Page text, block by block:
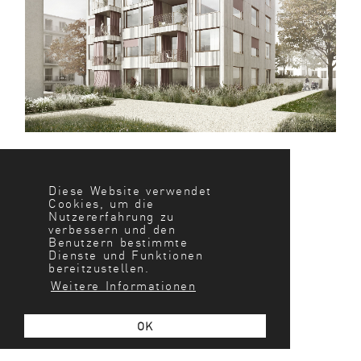
Diese Website verwendet
Cookies, um die
Nutzererfahrung zu
verbessern und den
Benutzern bestimmte
Dienste und Funktionen
bereitzustellen.
Weitere Informationen
OK
STADTOVAL 3.2